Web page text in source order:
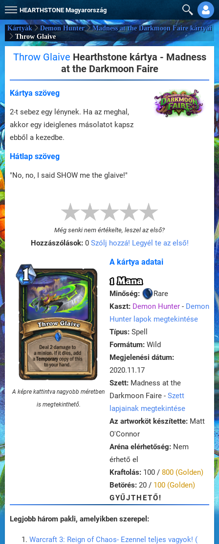
HEARTHSTONE Magyarország
Kártyák Demon Hunter
Madness at the Darkmoon Faire kártyái
Throw Glaive
Throw Glaive Hearthstone kártya - Madness
at the Darkmoon Faire
Kártya szöveg
2-t sebez egy lénynek. Ha az meghal,
akkor egy ideiglenes másolatot kapsz
ebből a kezedbe.
Hátlap szöveg
"No, no, I said SHOW me the glaive!"
Még senki nem értékelte, leszel az első?
Hozzászólások:0 Szólj hozzá! Legyél te az első!
A képre kattintva nagyobb méretben
is megtekinthető.
A kártya adatai
1 Mana
Minőség:
Rare
Kaszt: Demon Hunter - Demon
Hunter lapok megtekintése
Típus: Spell
Formátum: Wild
Megjelenési dátum:
2020.11.17
Szett: Madness at the
Darkmoon Faire - Szett
lapjainak megtekintése
Az artworköt készítette: Matt
O'Connor
Aréna elérhetőség: Nem
érhető el
Kraftolás: 100 / 800 (Golden)
Betörés: 20 / 100 (Golden)
GYŰJTHETŐ!
Legjobb három pakli, amelyikben szerepel:
Warcraft 3: Reign of Chaos- Ezennel teljes vagyok! (